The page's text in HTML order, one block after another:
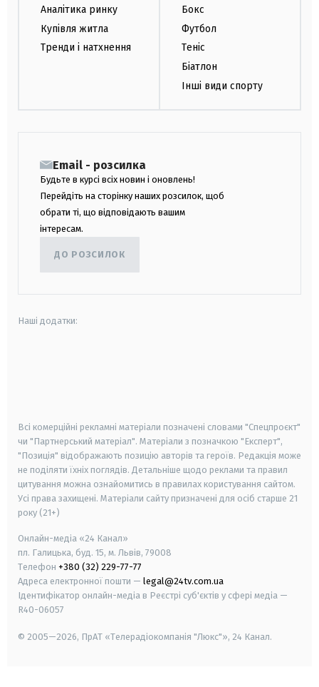
Аналітика ринку
Купівля житла
Тренди і натхнення
Бокс
Футбол
Теніс
Біатлон
Інші види спорту
Email - розсилка
Будьте в курсі всіх новин і оновлень!
Перейдіть на сторінку наших розсилок, щоб
обрати ті, що відповідають вашим
інтересам.
ДО РОЗСИЛОК
Наші додатки:
Всі комерційні рекламні матеріали позначені словами "Спецпроєкт"
чи "Партнерський матеріал". Матеріали з позначкою "Експерт",
"Позиція" відображають позицію авторів та героїв. Редакція може
не поділяти їхніх поглядів. Детальніше щодо реклами та правил
цитування можна ознайомитись в правилах користування сайтом.
Усі права захищені. Матеріали сайту призначені для осіб старше 21
року (21+)
Онлайн-медіа «24 Канал»
пл. Галицька, буд. 15, м. Львів, 79008
Телефон +380 (32) 229-77-77
Адреса електронної пошти — legal@24tv.com.ua
Ідентифікатор онлайн-медіа в Реєстрі суб'єктів у сфері медіа —
R40-06057
© 2005—2026, ПрАТ «Телерадіокомпанія "Люкс"», 24 Канал.